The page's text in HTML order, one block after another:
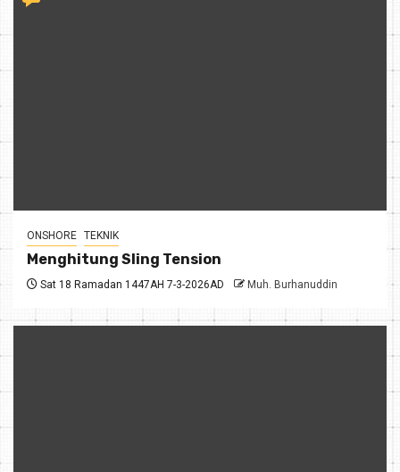
ONSHORE TEKNIK
Menghitung Sling Tension
Sat 18 Ramadan 1447AH 7-3-2026AD Muh. Burhanuddin